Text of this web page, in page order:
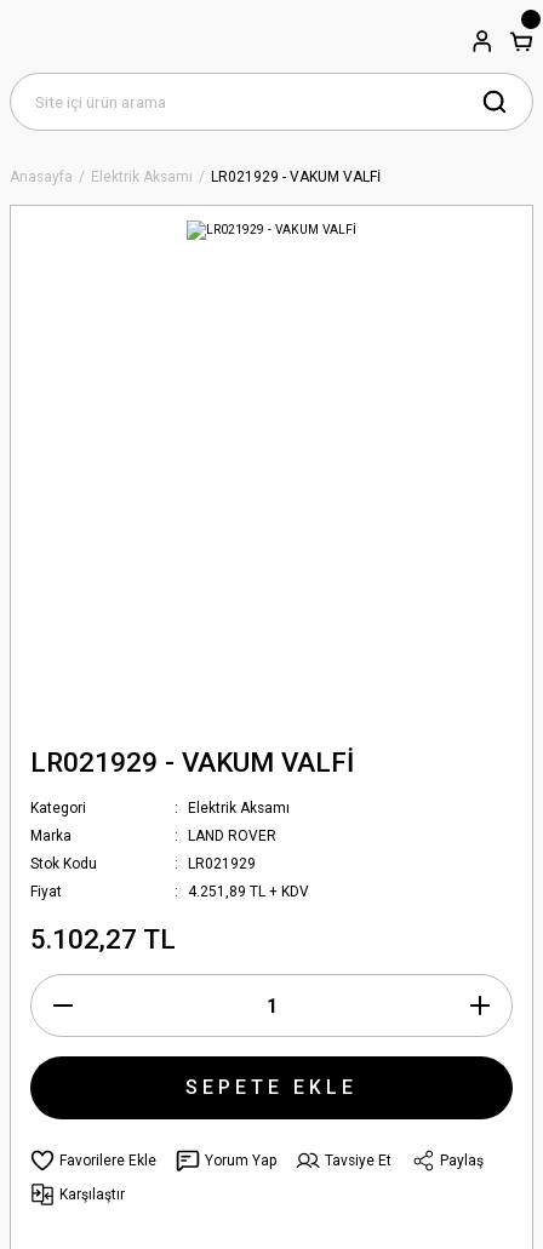
Anasayfa Elektrik Aksamı LR021929 - VAKUM VALFİ
LR021929 - VAKUM VALFİ
Kategori
Elektrik Aksamı
Marka
LAND ROVER
Stok Kodu
LR021929
Fiyat
4.251,89 TL + KDV
5.102,27 TL
SEPETE EKLE
Yorum Yap Tavsiye Et
Paylaş
Karşılaştır